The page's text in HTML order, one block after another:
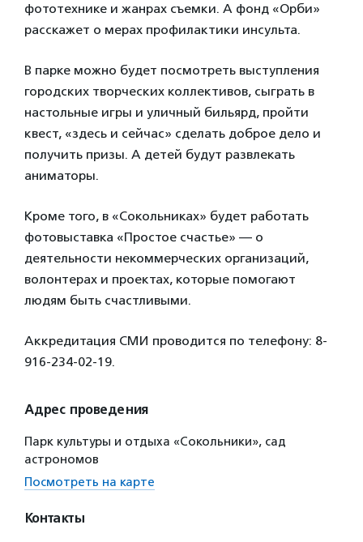
фототехнике и жанрах съемки. А фонд «Орби»
расскажет о мерах профилактики инсульта.
В парке можно будет посмотреть выступления
городских творческих коллективов, сыграть в
настольные игры и уличный бильярд, пройти
квест, «здесь и сейчас» сделать доброе дело и
получить призы. А детей будут развлекать
аниматоры.
Кроме того, в «Сокольниках» будет работать
фотовыставка «Простое счастье» — о
деятельности некоммерческих организаций,
волонтерах и проектах, которые помогают
людям быть счастливыми.
Аккредитация СМИ проводится по телефону: 8-
916-234-02-19.
Адрес проведения
Парк культуры и отдыха «Сокольники», сад
астрономов
Посмотреть на карте
Контакты